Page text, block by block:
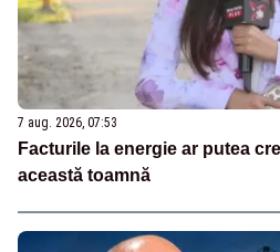
7 aug. 2026, 07:53
Facturile la energie ar putea
această toamnă